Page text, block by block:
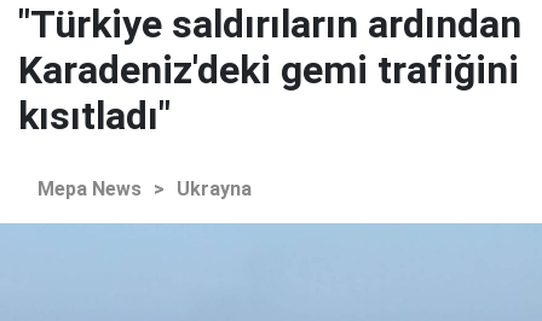
"Türkiye saldırıların ardından
Karadeniz'deki gemi trafiğini
kısıtladı"
Mepa News > Ukrayna